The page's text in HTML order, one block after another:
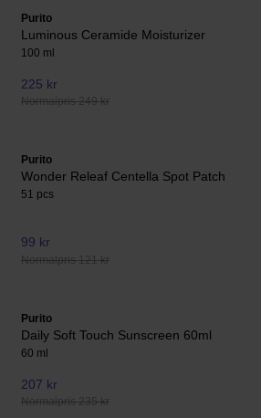
Purito
Luminous Ceramide Moisturizer
100 ml
225 kr
Normalpris 249 kr
Purito
Wonder Releaf Centella Spot Patch
51 pcs
99 kr
Normalpris 121 kr
Purito
Daily Soft Touch Sunscreen 60ml
60 ml
207 kr
Normalpris 235 kr